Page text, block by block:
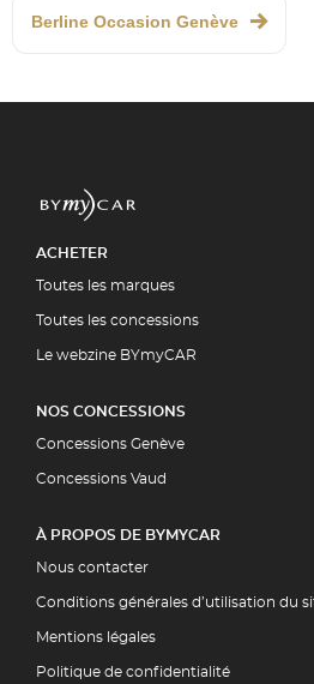
Berline Occasion Genève
ACHETER
Toutes les marques
Toutes les concessions
Le webzine BYmyCAR
NOS CONCESSIONS
Concessions Genève
Concessions Vaud
À PROPOS DE BYMYCAR
Nous contacter
Conditions générales d’utilisation du
Mentions légales
Politique de confidentialité